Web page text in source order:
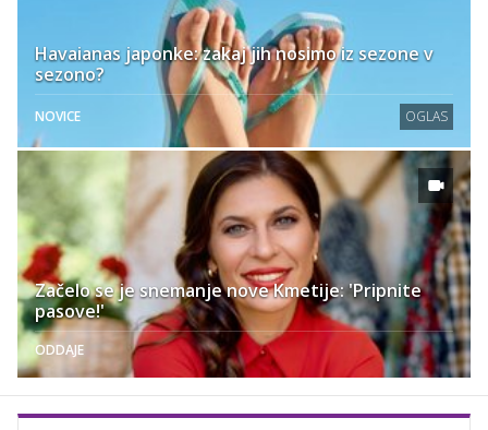
Havaianas japonke: zakaj jih nosimo iz sezone v
sezono?
NOVICE OGLAS
Začelo se je snemanje nove Kmetije: 'Pripnite
pasove!'
ODDAJE